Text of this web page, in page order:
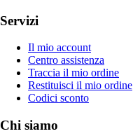
Servizi
Il mio account
Centro assistenza
Traccia il mio ordine
Restituisci il mio ordine
Codici sconto
Chi siamo